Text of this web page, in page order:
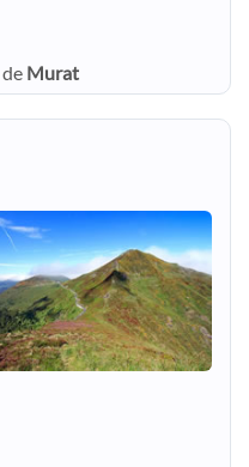
de Murat